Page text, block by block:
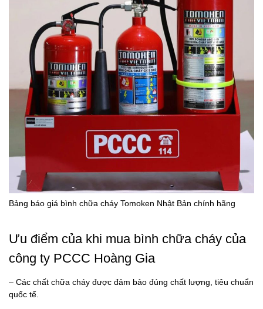
Bảng báo giá bình chữa cháy Tomoken Nhật Bản chính hãng
Ưu điểm của khi mua bình chữa cháy của
công ty PCCC Hoàng Gia
– Các chất chữa cháy được đảm bảo đúng chất lượng, tiêu chuẩn
quốc tế.